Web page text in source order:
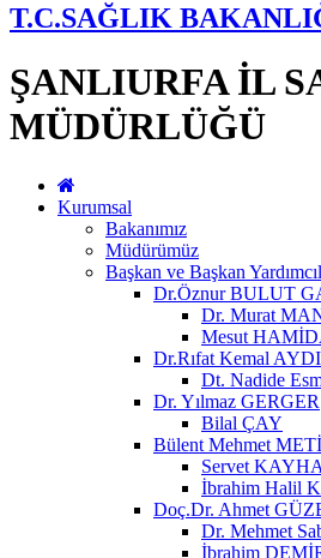
T.C.SAĞLIK
ŞANLIURFA İL
MÜDÜRLÜĞÜ
Kurumsal
Bakanımız
Müdürümüz
Başkan ve Başkan
Dr.Öznur BULUT
Dr. Murat
Mesut
Dr.Rıfat Kemal
Dt. Nadide
Dr. Yılmaz GERGER
Bilal ÇAY
Bülent Mehmet
Servet
İbrahim Halil
Doç.Dr. Ahmet
Dr. Mehmet
İbrahim